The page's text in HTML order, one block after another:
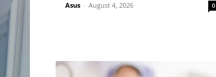
Asus - August 4, 2026 0